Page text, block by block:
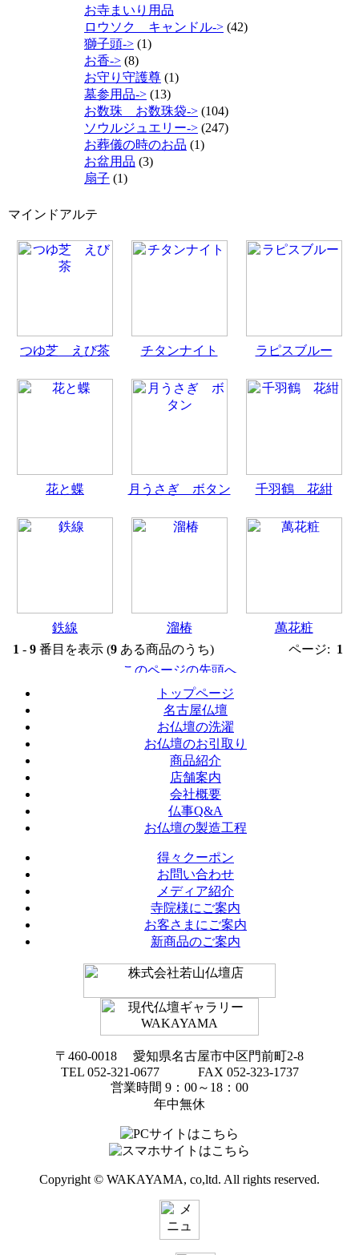
お寺まいり用品
ロウソク キャンドル-> (42)
獅子頭-> (1)
お香-> (8)
お守り守護尊 (1)
墓参用品-> (13)
お数珠 お数珠袋-> (104)
ソウルジュエリー-> (247)
お葬儀の時のお品 (1)
お盆用品 (3)
扇子 (1)
マインドアルテ
つゆ芝 えび茶 チタンナイト ラピスブルー
花と蝶 月うさぎ ボタン 千羽鶴 花紺
鉄線 溜椿
萬花粧
1 - 9 番目を表示 (9 ある商品のうち) ページ: 1
トップページ
名古屋仏壇
お仏壇の洗濯
お仏壇のお引取り
商品紹介
店舗案内
会社概要
仏事Q&A
お仏壇の製造工程
得々クーポン
お問い合わせ
メディア紹介
寺院様にご案内
お客さまにご案内
新商品のご案内
〒460-0018 愛知県名古屋市中区門前町2-8
TEL 052-321-0677 FAX 052-323-1737
営業時間 9：00～18：00
年中無休
Copyright © WAKAYAMA, co,ltd. All rights reserved.